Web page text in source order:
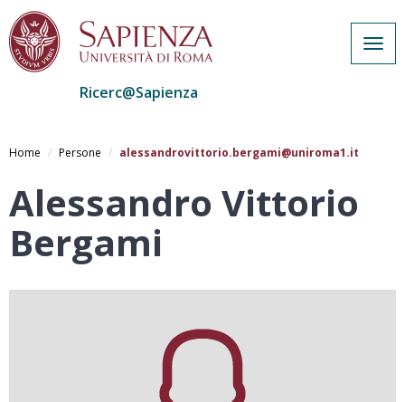
al
principale
Ricerc@Sapienza
Home Persone alessandrovittorio.bergami@uniroma1.it
Alessandro Vittorio
Bergami